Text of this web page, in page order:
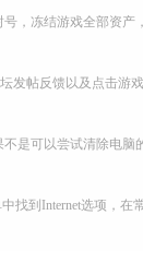
，冻结游戏全部资产
发帖反馈以及点击游
是可以尝试清除电脑
找到Internet选项，